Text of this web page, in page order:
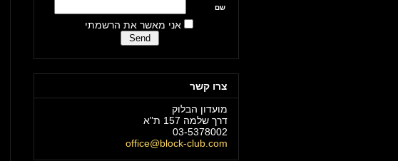
שם
אני מאשר את הרשמתי
צרו קשר
מועדון הבלוק
דרך שלמה 157 ת"א
03-5378002
office@block-club.com